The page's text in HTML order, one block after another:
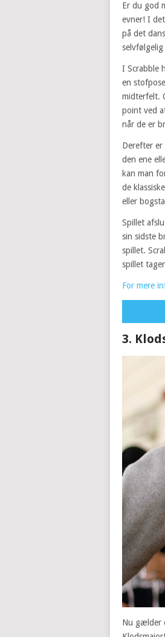
Er du god
evner! I
på det
I Scrabble
en
midterfelt.
point ved
når de er
Derefter
den ene
kan man
de
eller
Spillet
sin sidste
spillet.
spillet
For mere
3.
Nu gælder